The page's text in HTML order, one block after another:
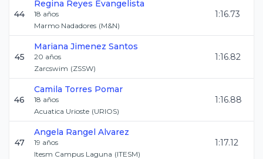
44
Regina Reyes Evangelista
18 años
Marmo Nadadores (M&N)
1:16.73
45
Mariana Jimenez Santos
20 años
Zarcswim (ZSSW)
1:16.82
46
Camila Torres Pomar
18 años
Acuatica Urioste (URIOS)
1:16.88
47
Angela Rangel Alvarez
19 años
Itesm Campus Laguna (ITESM)
1:17.12